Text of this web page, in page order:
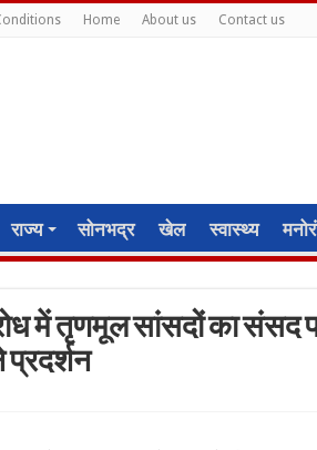
Home About us Contact us
राज्य सोनभद्र खेल स्वास्थ्य
में तृणमूल सांसदों का संसद
प्रदर्शन